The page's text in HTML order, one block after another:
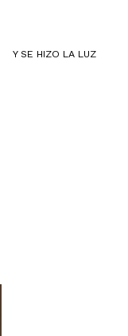
Y SE HIZO LA LUZ